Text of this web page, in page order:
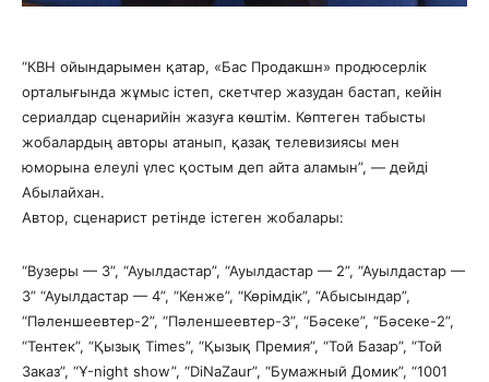
“КВН ойындарымен қатар, «Бас Продакшн» продюсерлік
орталығында жұмыс істеп, скетчтер жазудан бастап, кейін
сериалдар сценарийін жазуға көштім. Көптеген табысты
жобалардың авторы атанып, қазақ телевизиясы мен
юморына елеулі үлес қостым деп айта аламын”, — дейді
Абылайхан.
Автор, сценарист ретінде істеген жобалары:
“Вузеры — 3”, “Ауылдастар”, “Ауылдастар — 2”, “Ауылдастар —
3” “Ауылдастар — 4”, “Кенже”, “Көрімдік”, “Абысындар”,
“Пәленшеевтер-2”, “Пәленшеевтер-3”, “Бәсеке”, “Бәсеке-2”,
“Тентек”, “Қызық Times”, “Қызық Премия”, “Той Базар”, “Той
Заказ”, “Ұ-night show”, “DiNaZaur”, “Бумажный Домик”, “1001